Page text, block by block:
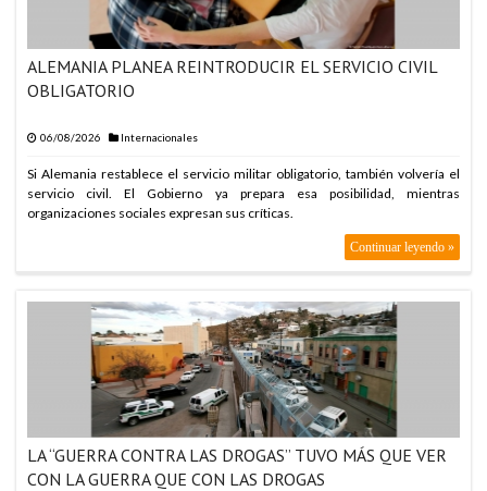
ALEMANIA PLANEA REINTRODUCIR EL SERVICIO CIVIL
OBLIGATORIO
06/08/2026 Internacionales
Si Alemania restablece el servicio militar obligatorio, también volvería el
servicio civil. El Gobierno ya prepara esa posibilidad, mientras
organizaciones sociales expresan sus críticas.
Continuar leyendo »
LA “GUERRA CONTRA LAS DROGAS” TUVO MÁS QUE VER
CON LA GUERRA QUE CON LAS DROGAS